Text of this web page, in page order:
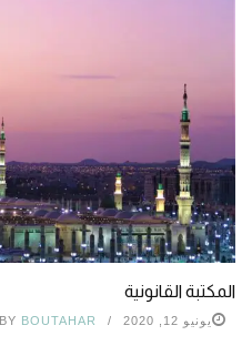
المكتبة القانونية
يونيو 12, 2020 BY BOUTAHAR